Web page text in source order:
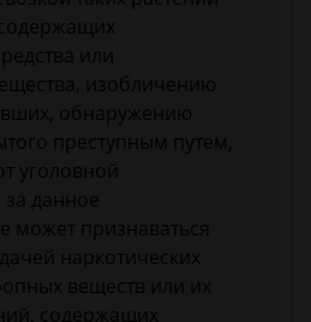
или
изобличению
обнаружению
преступным путем,
уголовной
за данное
может признаваться
наркотических
веществ или их
содержащих